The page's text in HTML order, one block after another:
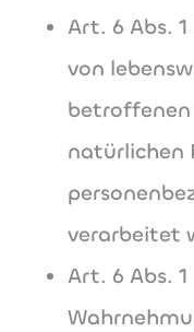
Art. 6 Abs.
von
betroffenen
natürlichen
verarbeitet
Art. 6 Abs.